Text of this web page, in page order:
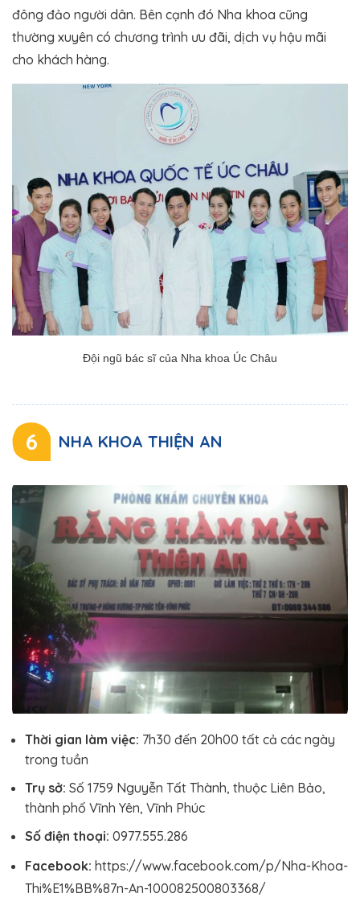
đông đảo người dân. Bên cạnh đó Nha khoa cũng
thường xuyên có chương trình ưu đãi, dịch vụ hậu mãi
cho khách hàng.
Đội ngũ bác sĩ của Nha khoa Úc Châu
6 NHA KHOA THIỆN AN
Thời gian làm việc: 7h30 đến 20h00 tất cả các ngày
trong tuần
Trụ sở: Số 1759 Nguyễn Tất Thành, thuộc Liên Bảo,
thành phố Vĩnh Yên, Vĩnh Phúc
Số điện thoại: 0977.555.286
Facebook: https://www.facebook.com/p/Nha-Khoa-
Thi%E1%BB%87n-An-100082500803368/